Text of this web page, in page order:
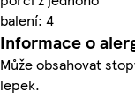
balení: 4
Informace o
Může obsahovat
lepek.